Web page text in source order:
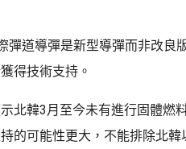
彈道導彈是新型導彈而非改良
得技術支持。
北韓3月至今未有進行固體燃
的可能性更大，不能排除北韓